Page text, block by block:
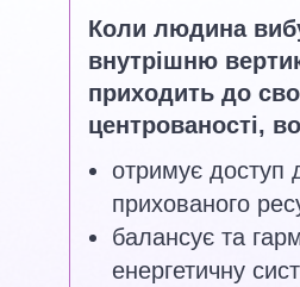
Коли людина
внутрішню
приходить до
центрованості,
отримує доступ
прихованого
балансує та
енергетичну